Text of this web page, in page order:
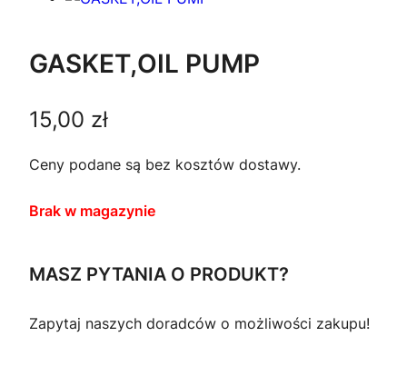
GASKET,OIL PUMP
15,00 zł
Ceny podane są bez kosztów dostawy.
Brak w magazynie
MASZ PYTANIA O PRODUKT?
Zapytaj naszych doradców o możliwości zakupu!